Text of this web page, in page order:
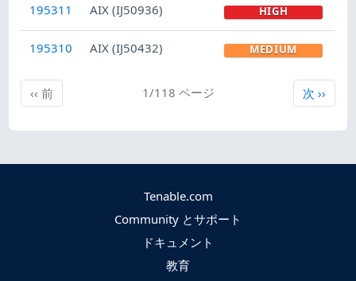
195311 AIX (IJ50936) HIGH
195310 AIX (IJ50432) MEDIUM
‹‹前前 1/118 ページ 次
次 ››
Tenable.com
Community とサポート
ドキュメント
教育